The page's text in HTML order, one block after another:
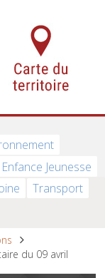
Enfance Jeunesse
Transport
du 09 avril